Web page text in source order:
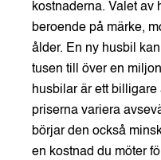
kostnaderna. Valet av
beroende på märke,
ålder. En ny husbil
tusen till över en
husbilar är ett
priserna variera
börjar den också
en kostnad du möter